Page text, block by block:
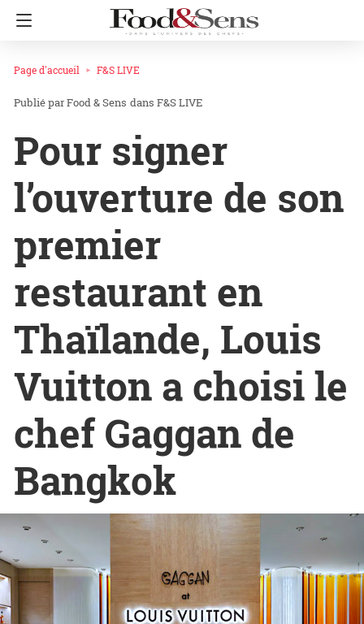
Page d'accueil F&S LIVE
Food & Sens dans F&S LIVE
Pour signer
l’ouverture de son
premier
restaurant en
Thaïlande, Louis
Vuitton a choisi le
chef Gaggan de
Bangkok